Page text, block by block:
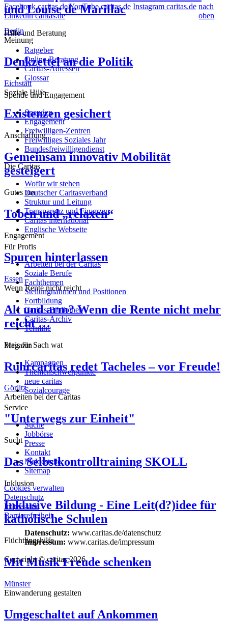
und Louise de Marillac
Berlin
Meinung
Denkzettel an die Politik
Eichstätt
Soziale Hilfe
Existenzen gesichert
Anschaffung
Gemeinsam innovativ Mobilität
gesteigert
Gutes tun
Toben und „relaxen“
Engagement
Spuren hinterlassen
Essen
Wenn Rente nicht reicht
Alt und arm? Wenn die Rente nicht mehr
reicht …
Preis für Sach wat
Ruhrcaritas redet Tacheles – vor Freude!
Görlitz
Arbeiten bei der Caritas
"Unterwegs zur Einheit"
Sucht
Das Selbstkontrolltraining SKOLL
Inklusion
Inklusive Bildung - Eine Leit(d?)idee für
katholische Schulen
Flüchtlingshilfe
Mit Musik Freude schenken
Münster
Einwanderung gestalten
Umgeschaltet auf Ankommen
Facebook caritas.deYouTube caritas.de Instagram caritas.de
Linkedin caritas.de
nach
oben
Hilfe und Beratung
Ratgeber
Online-Beratung
Caritas-Adressen
Glossar
Spende und Engagement
Spenden
Engagement
Freiwilligen-Zentren
Freiwilliges Soziales Jahr
Bundesfreiwilligendienst
Die Caritas
Wofür wir stehen
Deutscher Caritasverband
Struktur und Leitung
Transparenz und Finanzen
Caritas international
Englische Webseite
Für Profis
Arbeiten bei der Caritas
Soziale Berufe
Fachthemen
Stellungnahmen und Positionen
Fortbildung
Caritas-Bibliothek
Caritas-Archiv
Termine
Magazin
Kampagnen
Themenschwerpunkte
neue caritas
Sozialcourage
Service
Suche
Jobbörse
Presse
Kontakt
Meldestelle
Sitemap
Cookies verwalten
Datenschutz
Impressum
Barrierefreiheit
Datenschutz: www.caritas.de/datenschutz
Impressum: www.caritas.de/impressum
Copyright © caritas 2026